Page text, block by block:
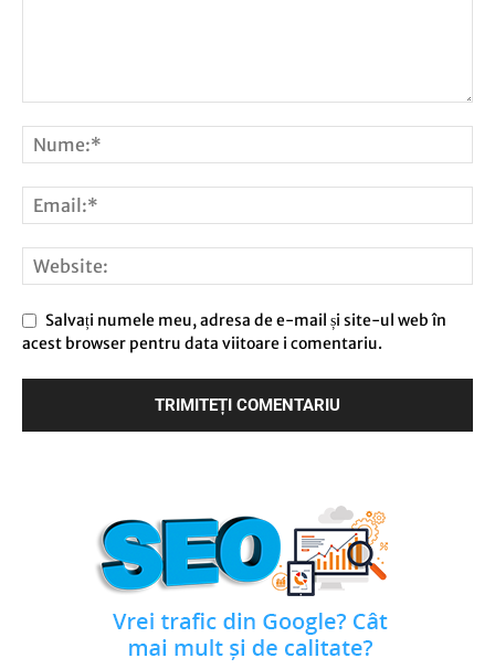
Salvați numele meu, adresa de e-mail și site-ul web în
acest browser pentru data viitoare i comentariu.